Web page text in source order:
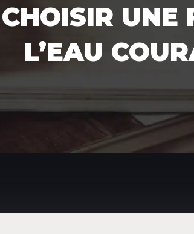
UNE
L’EAU